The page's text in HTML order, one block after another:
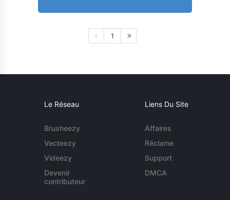
1
Le Réseau
Brusheezy
Vecteezy
Videezy
Devenir
contributeur
Liens Du Site
Affaires
Réclame
Support
DMCA